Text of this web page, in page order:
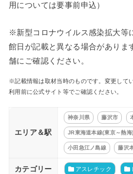
用については要事前申込）
※新型コロナウイルス感染拡大等
館日が記載と異なる場合がありま
舗にご確認ください。
※記載情報は取材当時のものです。変更して
利用前に公式サイト等でご確認ください。
エリア＆駅
神奈川県 藤沢市
JR東海道本線(東京～熱海)
小田急江ノ島線 藤沢
カテゴリー アスレチック